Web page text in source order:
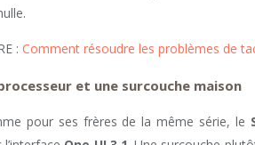
: Comment résoudre les problèmes de
et une surcouche maison
pour ses frères de la même série, le